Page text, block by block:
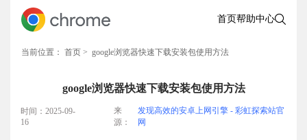
首页帮助中心
当前位置： 首页 > google浏览器快速下载安装包使用方法
google浏览器快速下载安装包使用方法
时间：2025-09-
16
来
源：
发现高效的安卓上网引擎 - 彩虹探索站官
网